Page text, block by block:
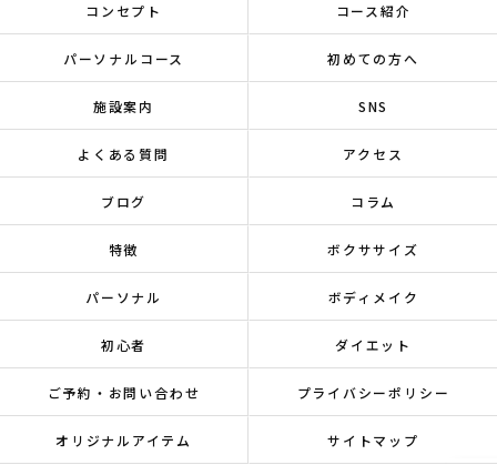
コンセプト コース紹介
パーソナルコース 初めての方へ
施設案内 SNS
よくある質問 アクセス
ブログ コラム
特徴 ボクササイズ
パーソナル ボディメイク
初心者 ダイエット
ご予約・お問い合わせ プライバシーポリシー
オリジナルアイテム サイトマップ